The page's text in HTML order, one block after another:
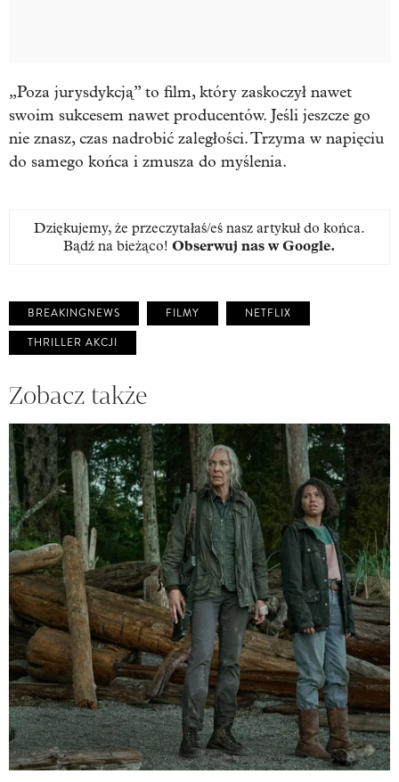
„Poza jurysdykcją” to film, który zaskoczył nawet
swoim sukcesem nawet producentów. Jeśli jeszcze go
nie znasz, czas nadrobić zaległości. Trzyma w napięciu
do samego końca i zmusza do myślenia.
Dziękujemy, że przeczytałaś/eś nasz artykuł do końca.
Bądź na bieżąco! Obserwuj nas w Google.
BREAKINGNEWS FILMY
NETFLIX
THRILLER AKCJI
Zobacz także